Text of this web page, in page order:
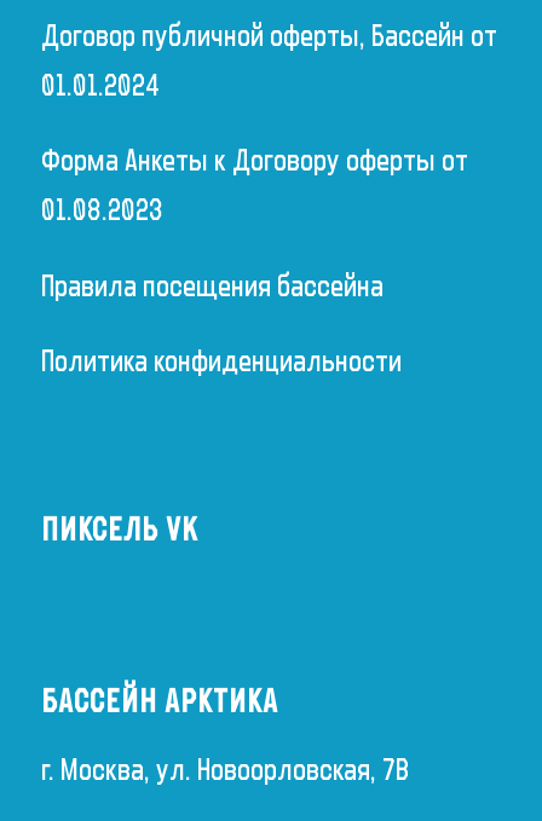
Договор публичной оферты, Бассейн от
01.01.2024
Форма Анкеты к Договору оферты от
01.08.2023
Правила посещения бассейна
Политика конфиденциальности
ПИКСЕЛЬ VK
БАССЕЙН АРКТИКА
г. Москва, ул. Новоорловская, 7В